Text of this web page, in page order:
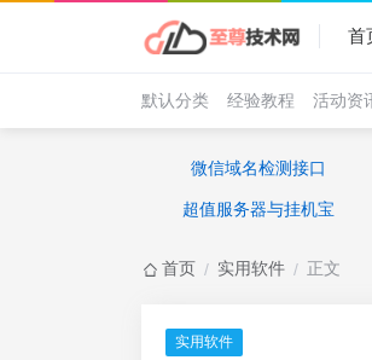
首
默认分类 经验教程 活动资
微信域名检测接口
超值服务器与挂机宝
首页 / 实用软件 / 正文
实用软件